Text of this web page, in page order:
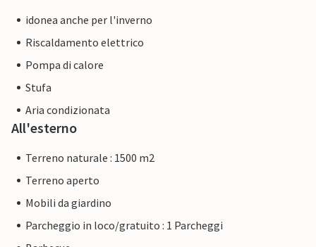
idonea anche per l'inverno
Riscaldamento elettrico
Pompa di calore
Stufa
Aria condizionata
All'esterno
Terreno naturale : 1500 m2
Terreno aperto
Mobili da giardino
Parcheggio in loco/gratuito : 1 Parcheggi